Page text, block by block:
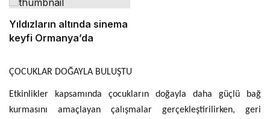
Heyecanını Paylaştı
Yıldızların altında sinema
keyfi Ormanya’da
ÇOCUKLAR DOĞAYLA BULUŞTU
Etkinlikler kapsamında çocukların doğayla daha güçlü bağ
kurmasını amaçlayan çalışmalar gerçekleştirilirken, geri